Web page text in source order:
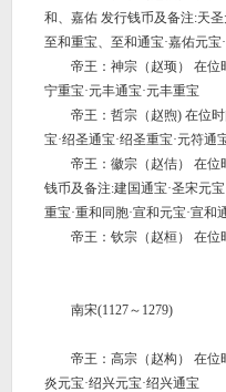
和、嘉佑 发行钱币及备注:天圣
至和重宝、至和通宝·嘉佑元宝
帝王：神宗（赵顼） 在位时
宁重宝·元丰通宝·元丰重宝
帝王：哲宗（赵煦) 在位时
宝·绍圣通宝·绍圣重宝·元符通
帝王：徽宗（赵佶） 在位时
钱币及备注:建国通宝·圣宋元
重宝·重和同胞·宣和元宝·宣和
帝王：钦宗（赵桓） 在位时
南宋(1127～1279)
帝王：高宗（赵构） 在位时
炎元宝·绍兴元宝·绍兴通宝